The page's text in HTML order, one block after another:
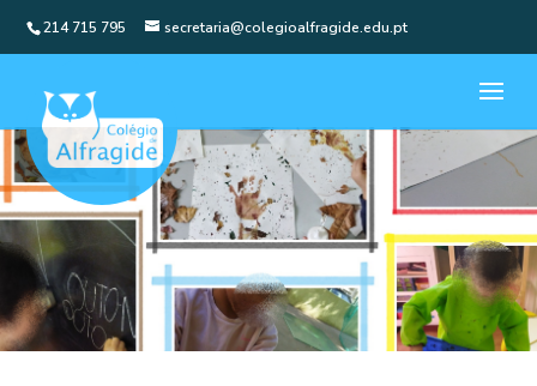
214 715 795 secretaria@colegioalfragide.edu.pt